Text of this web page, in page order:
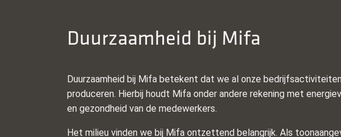
Duurzaamheid bij Mifa
Duurzaamheid bij Mifa betekent dat we al onze
produceren. Hierbij houdt Mifa onder andere rekening met
en gezondheid van de medewerkers.
Het milieu vinden we bij Mifa ontzettend belangrijk. Als